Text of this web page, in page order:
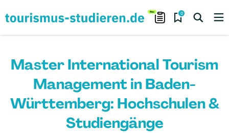
0
Master International Tourism
Management in Baden-
Württemberg: Hochschulen &
Studiengänge